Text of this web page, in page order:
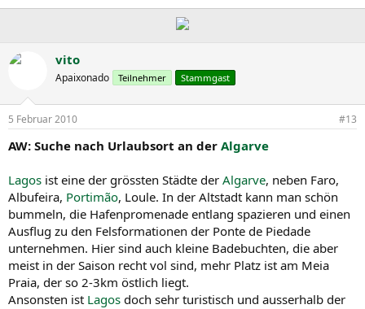
vito
Apaixonado Teilnehmer Stammgast
5 Februar 2010 #13
AW: Suche nach Urlaubsort an der Algarve
Lagos ist eine der grössten Städte der Algarve, neben Faro,
Albufeira, Portimão, Loule. In der Altstadt kann man schön
bummeln, die Hafenpromenade entlang spazieren und einen
Ausflug zu den Felsformationen der Ponte de Piedade
unternehmen. Hier sind auch kleine Badebuchten, die aber
meist in der Saison recht vol sind, mehr Platz ist am Meia
Praia, der so 2-3km östlich liegt.
Ansonsten ist Lagos doch sehr turistisch und ausserhalb der